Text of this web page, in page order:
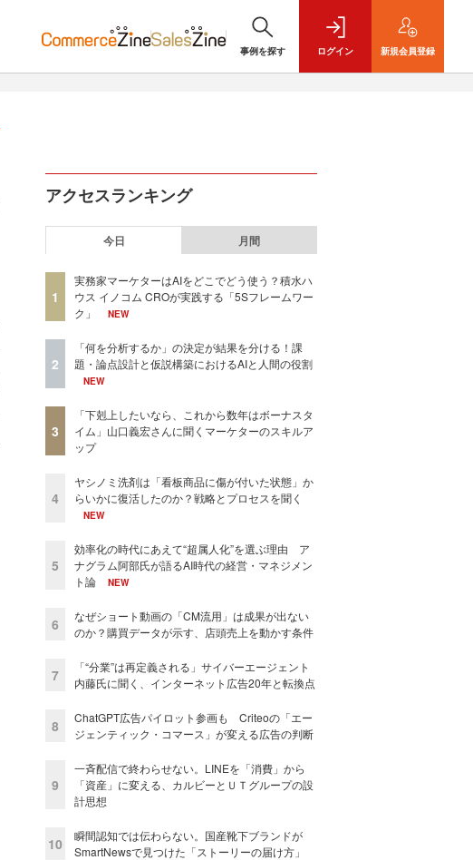
事例を探す ログイン 新規会員登録
アクセスランキング
今日 月間
1
実務家マーケターはAIをどこでどう使う？積水ハ
ウス イノコム CROが実践する「5Sフレームワー
ク」
NEW
2
「何を分析するか」の決定が結果を分ける！課
題・論点設計と仮説構築におけるAIと人間の役割
NEW
3
「下剋上したいなら、これから数年はボーナスタ
イム」山口義宏さんに聞くマーケターのスキルア
ップ
4
ヤシノミ洗剤は「看板商品に傷が付いた状態」か
らいかに復活したのか？戦略とプロセスを聞く
NEW
5
効率化の時代にあえて“超属人化”を選ぶ理由 ア
ナグラム阿部氏が語るAI時代の経営・マネジメン
ト論
NEW
6
なぜショート動画の「CM流用」は成果が出ない
のか？購買データが示す、店頭売上を動かす条件
7
「“分業”は再定義される」サイバーエージェント
内藤氏に聞く、インターネット広告20年と転換点
8
ChatGPT広告パイロット参画も Criteoの「エー
ジェンティック・コマース」が変える広告の判断
9
一斉配信で終わらせない。LINEを「消費」から
「資産」に変える、カルビーとＵＴグループの設
計思想
10
瞬間認知では伝わらない。国産靴下ブランドが
SmartNewsで見つけた「ストーリーの届け方」